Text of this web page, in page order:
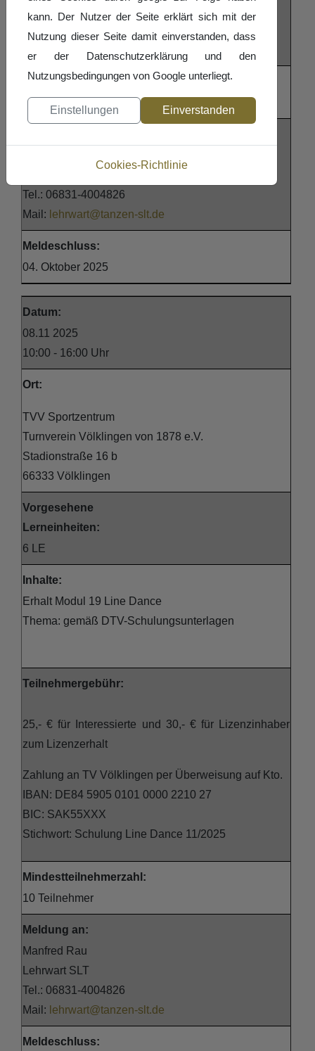
BIC: SAK55XXX
Stichwort: Schulung Salsa 10/2025
Mindestteilnehmerzahl:
10 Teilnehmer
Tel.: 06831-4004826
Mail: lehrwart@tanzen-slt.de
Meldeschluss:
04. Oktober 2025
Datum:
08.11 2025
10:00 - 16:00 Uhr
Ort:
TVV Sportzentrum
Turnverein Völklingen von 1878 e.V.
Stadionstraße 16 b
66333 Völklingen
Vorgesehene
Lerneinheiten:
6 LE
Inhalte:
Erhalt Modul 19 Line Dance
Thema: gemäß DTV-Schulungsunterlagen
Teilnehmergebühr:
25,- € für Interessierte und 30,- € für Lizenzinhaber
zum Lizenzerhalt
Zahlung an TV Völklingen per Überweisung auf Kto.
IBAN: DE84 5905 0101 0000 2210 27
BIC: SAK55XXX
Stichwort: Schulung Line Dance 11/2025
Mindestteilnehmerzahl:
10 Teilnehmer
Meldung an:
Manfred Rau
Lehrwart SLT
Tel.: 06831-4004826
Mail: lehrwart@tanzen-slt.de
Meldeschluss:
kann. Der Nutzer der Seite erklärt sich mit der
Nutzung dieser Seite damit einverstanden, dass
er der Datenschutzerklärung und den
Nutzungsbedingungen von Google unterliegt.
Einstellungen Einverstanden
Cookies-Richtlinie